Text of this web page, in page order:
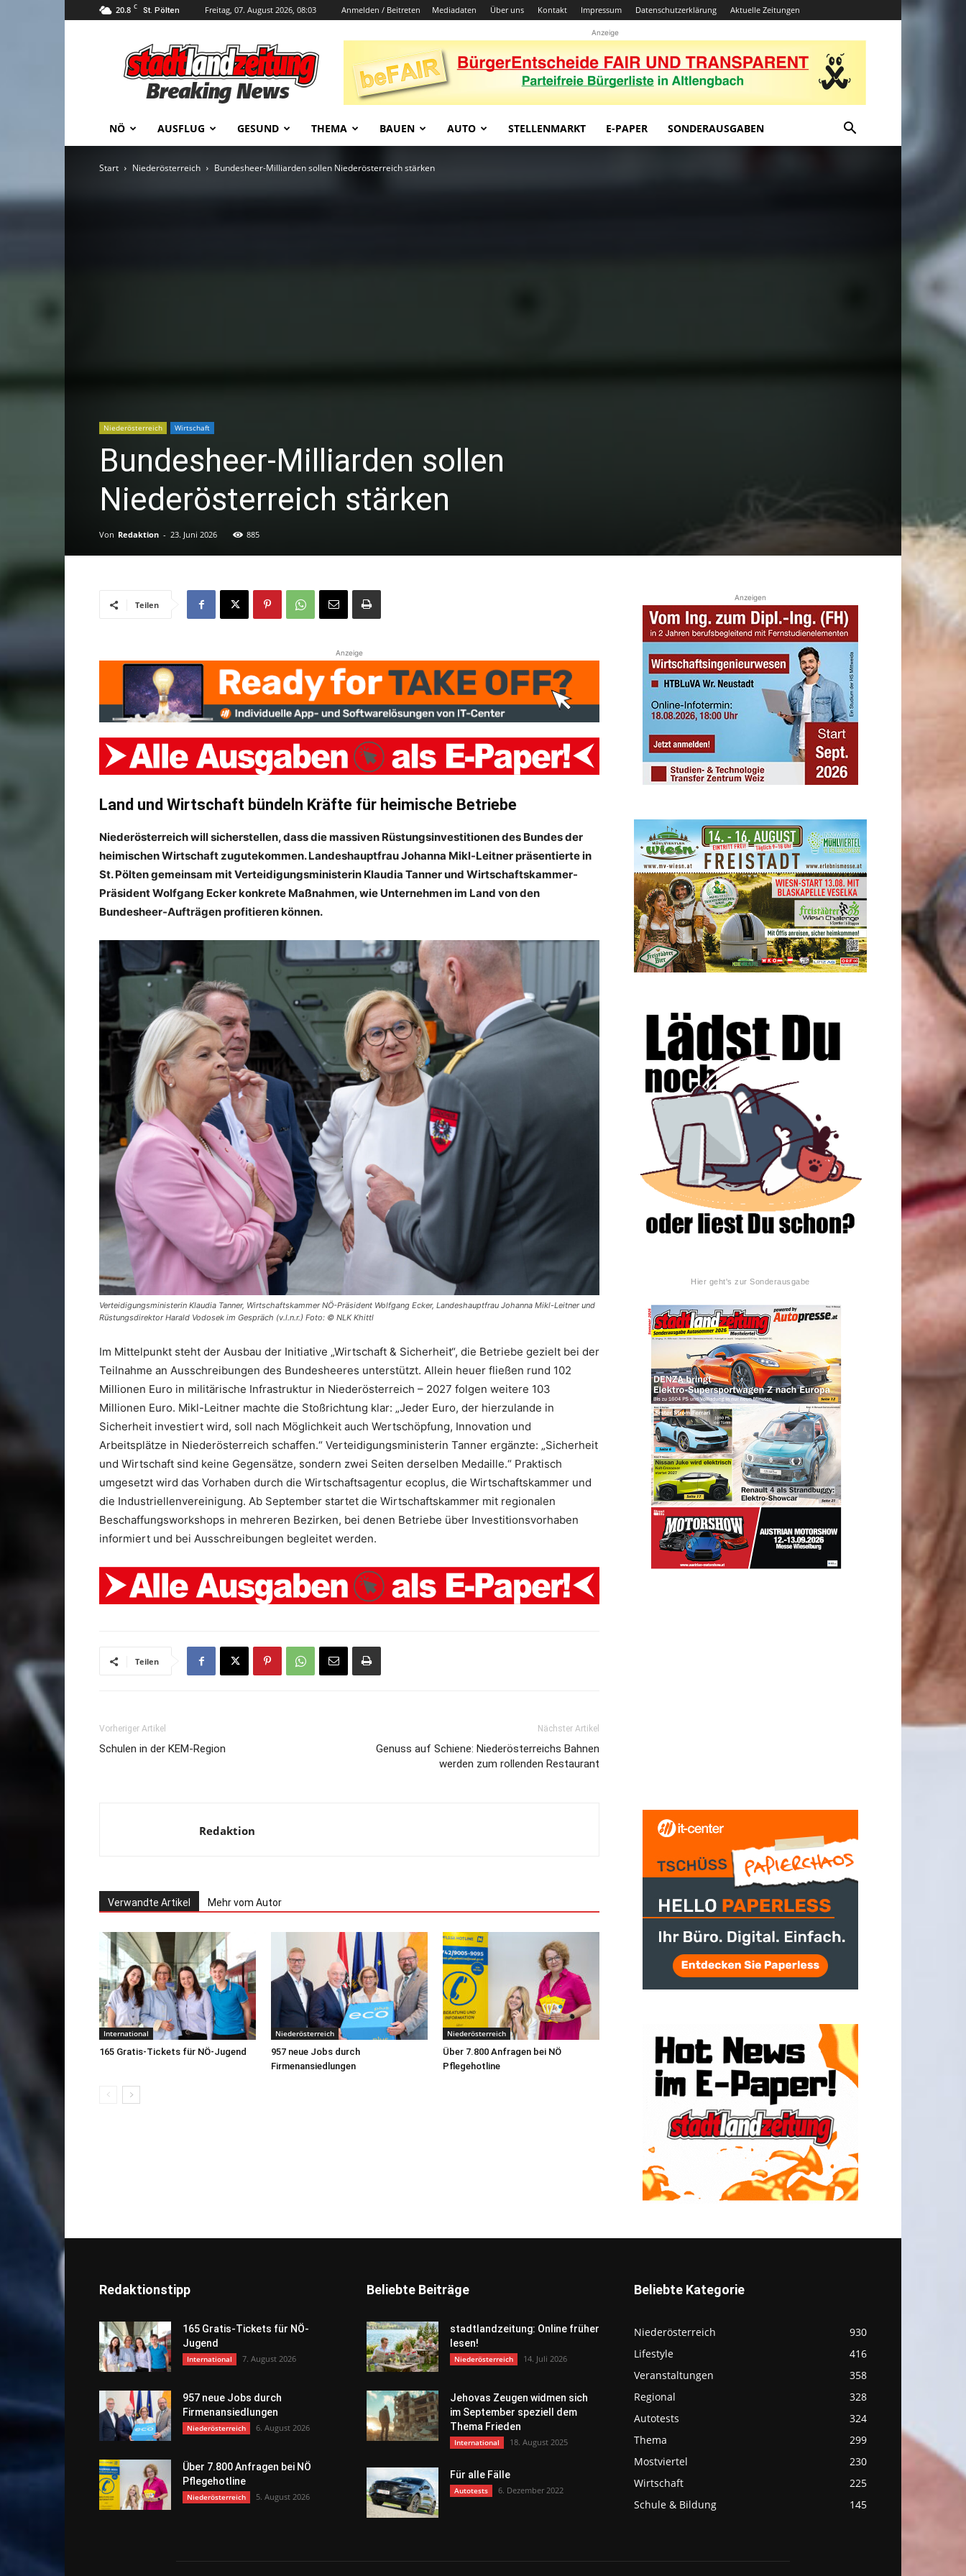
20.8 C St. Pölten Freitag, 07. August 2026, 08:03 Anmelden / Beitreten Mediadaten Über uns Kontakt Impressum Datenschutzerklärung Aktuelle Zeitungen
stadtlandzeitung
Anzeige
NÖ AUSFLUG GESUND THEMA BAUEN AUTO STELLENMARKT E-PAPER SONDERAUSGABEN
Start Niederösterreich Bundesheer-Milliarden sollen Niederösterreich stärken
Niederösterreich Wirtschaft
Bundesheer-Milliarden sollen
Niederösterreich stärken
Von Redaktion - 23. Juni 2026 885
Teilen
Anzeige
Land und Wirtschaft bündeln Kräfte für heimische Betriebe
Niederösterreich will sicherstellen, dass die massiven Rüstungsinvestitionen des Bundes der
heimischen Wirtschaft zugutekommen. Landeshauptfrau Johanna Mikl-Leitner präsentierte in
St. Pölten gemeinsam mit Verteidigungsministerin Klaudia Tanner und Wirtschaftskammer-
Präsident Wolfgang Ecker konkrete Maßnahmen, wie Unternehmen im Land von den
Bundesheer-Aufträgen profitieren können.
Verteidigungsministerin Klaudia Tanner, Wirtschaftskammer NÖ-Präsident Wolfgang Ecker, Landeshauptfrau Johanna Mikl-Leitner und
Rüstungsdirektor Harald Vodosek im Gespräch (v.l.n.r.) Foto: © NLK Khittl
Im Mittelpunkt steht der Ausbau der Initiative „Wirtschaft & Sicherheit“, die Betriebe gezielt bei der
Teilnahme an Ausschreibungen des Bundesheeres unterstützt. Allein heuer fließen rund 102
Millionen Euro in militärische Infrastruktur in Niederösterreich – 2027 folgen weitere 103
Millionen Euro. Mikl-Leitner machte die Stoßrichtung klar: „Jeder Euro, der hierzulande in
Sicherheit investiert wird, soll nach Möglichkeit auch Wertschöpfung, Innovation und
Arbeitsplätze in Niederösterreich schaffen.“ Verteidigungsministerin Tanner ergänzte: „Sicherheit
und Wirtschaft sind keine Gegensätze, sondern zwei Seiten derselben Medaille.“ Praktisch
umgesetzt wird das Vorhaben durch die Wirtschaftsagentur ecoplus, die Wirtschaftskammer und
die Industriellenvereinigung. Ab September startet die Wirtschaftskammer mit regionalen
Beschaffungsworkshops in mehreren Bezirken, bei denen Betriebe über Investitionsvorhaben
informiert und bei Ausschreibungen begleitet werden.
Teilen
Vorheriger Artikel
Schulen in der KEM-Region
Nächster Artikel
Genuss auf Schiene: Niederösterreichs Bahnen
werden zum rollenden Restaurant
Redaktion
Verwandte Artikel Mehr vom Autor
International
165 Gratis-Tickets für NÖ-Jugend
Niederösterreich
957 neue Jobs durch
Firmenansiedlungen
Niederösterreich
Über 7.800 Anfragen bei NÖ
Pflegehotline
Anzeigen
Hier geht's zur Sonderausgabe
Redaktionstipp
165 Gratis-Tickets für NÖ-
Jugend
International 7. August 2026
957 neue Jobs durch
Firmenansiedlungen
Niederösterreich 6. August 2026
Über 7.800 Anfragen bei NÖ
Pflegehotline
Niederösterreich 5. August 2026
Beliebte Beiträge
stadtlandzeitung: Online früher
lesen!
Niederösterreich 14. Juli 2026
Jehovas Zeugen widmen sich
im September speziell dem
Thema Frieden
International 18. August 2025
Für alle Fälle
Autotests 6. Dezember 2022
Beliebte Kategorie
Niederösterreich
930
Lifestyle
416
Veranstaltungen
358
Regional
328
Autotests
324
Thema
299
Mostviertel
230
Wirtschaft
225
Schule & Bildung
145